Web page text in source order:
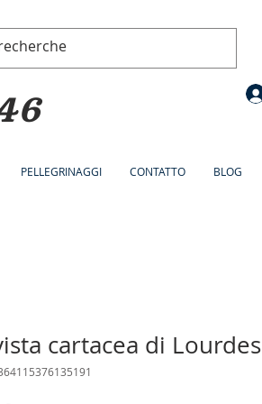
PELLEGRINAGGI CONTATTO BLOG
cartacea di Lourdes